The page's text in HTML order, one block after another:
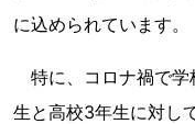
に込められています。
特に、コロナ禍で学
生と高校3年生に対し